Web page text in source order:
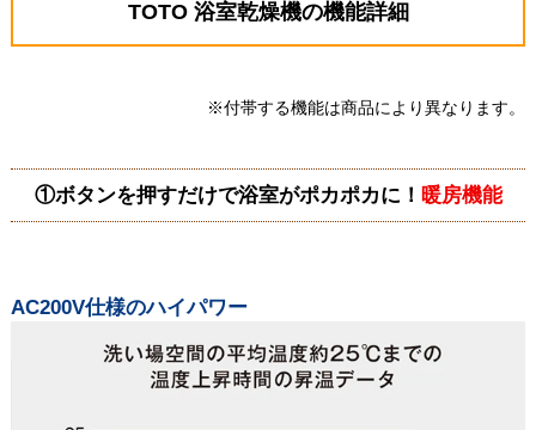
TOTO 浴室乾燥機の機能詳細
※付帯する機能は商品により異なります。
①ボタンを押すだけで浴室がポカポカに！ 暖房機能
AC200V仕様のハイパワー